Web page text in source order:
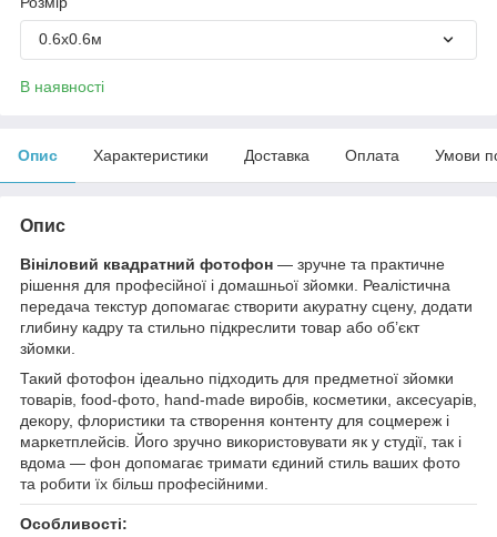
0.6х0.6м
В наявності
Опис Характеристики Доставка Оплата Умови
Опис
Вініловий квадратний фотофон — зручне та практичне
рішення для професійної і домашньої зйомки. Реалістична
передача текстур допомагає створити акуратну сцену, додати
глибину кадру та стильно підкреслити товар або об’єкт
зйомки.
Такий фотофон ідеально підходить для предметної зйомки
товарів, food-фото, hand-made виробів, косметики, аксесуарів,
декору, флористики та створення контенту для соцмереж і
маркетплейсів. Його зручно використовувати як у студії, так і
вдома — фон допомагає тримати єдиний стиль ваших фото
та робити їх більш професійними.
Особливості: